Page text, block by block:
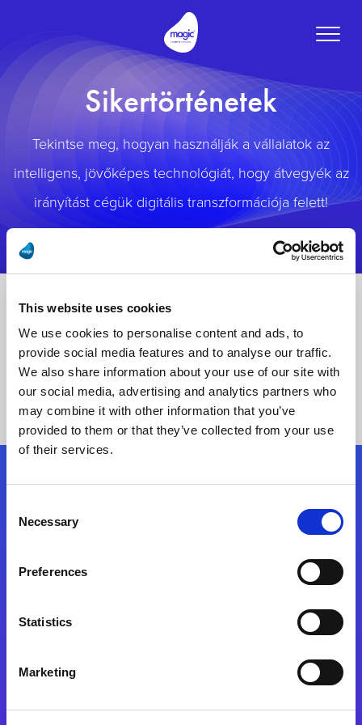
This website uses cookies
We use cookies to personalise content and ads, to
provide social media features and to analyse our traffic.
We also share information about your use of our site with
our social media, advertising and analytics partners who
may combine it with other information that you’ve
provided to them or that they’ve collected from your use
of their services.
Selection
Necessary
Preferences
Statistics
Marketing
Toggle
Sikertörténetek
Tekintse meg, hogyan használják a vállalatok az
intelligens, jövőképes technológiát, hogy átvegyék az
irányítást cégük digitális transzformációja felett!
Kövessen minket!